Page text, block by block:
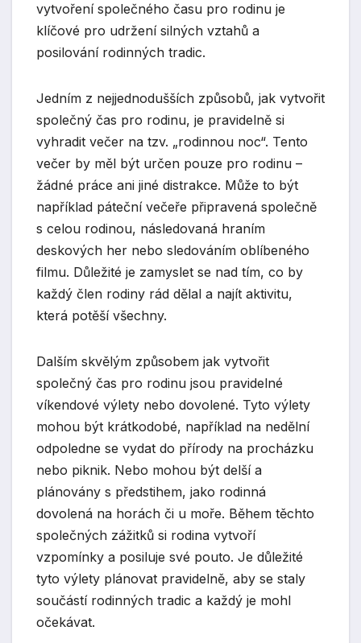
vytvoření společného času pro rodinu je
klíčové pro udržení silných vztahů a
posilování rodinných tradic.
Jedním z nejjednodušších způsobů, jak vytvořit
společný čas pro rodinu, je pravidelně si
vyhradit večer na tzv. „rodinnou noc“. Tento
večer by měl být určen pouze pro rodinu –
žádné práce ani jiné distrakce. Může to být
například páteční večeře připravená společně
s celou rodinou, následovaná hraním
deskových her nebo sledováním oblíbeného
filmu. Důležité je zamyslet se nad tím, co by
každý člen rodiny rád dělal a najít aktivitu,
která potěší všechny.
Dalším skvělým způsobem jak vytvořit
společný čas pro rodinu jsou pravidelné
víkendové výlety nebo dovolené. Tyto výlety
mohou být krátkodobé, například na nedělní
odpoledne se vydat do přírody na procházku
nebo piknik. Nebo mohou být delší a
plánovány s předstihem, jako rodinná
dovolená na horách či u moře. Během těchto
společných zážitků si rodina vytvoří
vzpomínky a posiluje své pouto. Je důležité
tyto výlety plánovat pravidelně, aby se staly
součástí rodinných tradic a každý je mohl
očekávat.